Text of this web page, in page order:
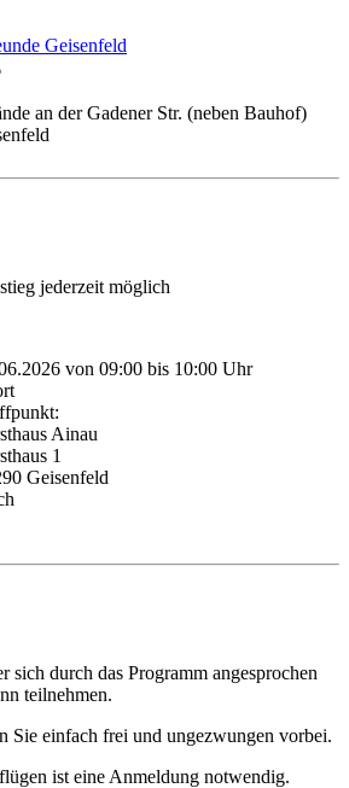
Geisenfeld
an der Gadener Str. (neben Bauhof)
jederzeit möglich
von 09:00 bis 10:00 Uhr
Ainau
1
Geisenfeld
sich durch das Programm angesprochen
teilnehmen.
Sie einfach frei und ungezwungen vorbei.
ist eine Anmeldung notwendig.